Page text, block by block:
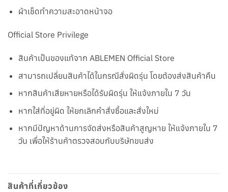
ผ้าเช็ดทำความสะอาดหน้าจอ
Official Store Privilege
สินค้าเป็นของแท้จาก ABLEMEN Official Store
สามารถเปลี่ยนสินค้าได้ในกรณีสั่งผิดรุ่น โดยต้องส่งสินค้าคืน
หากสินค้าเสียหายหรือได้รับผิดรุ่น ให้แจ้งภายใน 7 วัน
หากใส่ที่อยู่ผิด ให้ยกเลิกคำสั่งซื้อและสั่งใหม่
หากมีปัญหาด้านการจัดส่งหรือสินค้าสูญหาย ให้แจ้งภายใน 7
วัน เพื่อให้ร้านค้าตรวจสอบกับบริษัทขนส่ง
สินค้าที่เกี่ยวข้อง